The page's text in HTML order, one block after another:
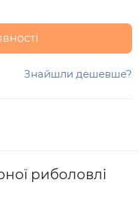
Знайшли дешевше?
риболовлі